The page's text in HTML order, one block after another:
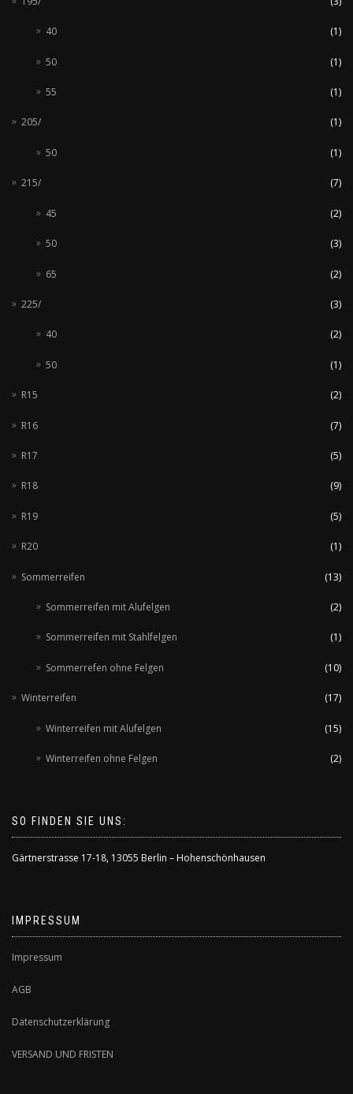
40 (1)
50 (1)
55 (1)
205/ (1)
50 (1)
215/ (7)
45 (2)
50 (3)
65 (2)
225/ (3)
40 (2)
50 (1)
R15 (2)
R16 (7)
R17 (5)
R18 (9)
R19 (5)
R20 (1)
Sommerreifen (13)
Sommerreifen mit Alufelgen (2)
Sommerreifen mit Stahlfelgen (1)
Sommerrefen ohne Felgen (10)
Winterreifen (17)
Winterreifen mit Alufelgen (15)
Winterreifen ohne Felgen (2)
SO FINDEN SIE UNS:
Gärtnerstrasse 17-18, 13055 Berlin – Hohenschönhausen
IMPRESSUM
Impressum
AGB
Datenschutzerklärung
VERSAND UND FRISTEN